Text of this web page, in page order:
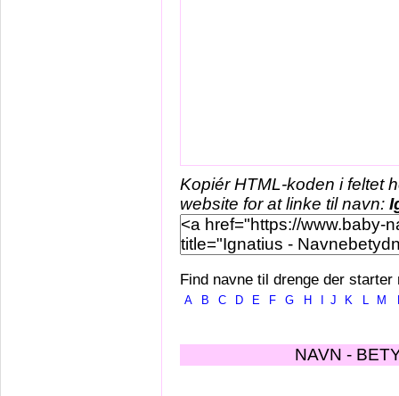
Kopiér HTML-koden i feltet
website for at linke til navn:
Find navne til drenge der starter
A B C D E F G H J K L M
NAVN -